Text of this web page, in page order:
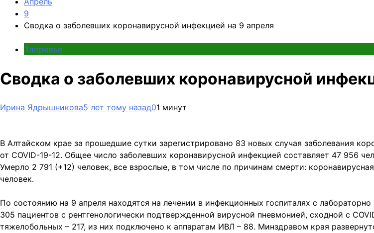
9
Сводка о заболевших коронавирусной инфекцией на 9 апреля
Здоровье
Сводка о заболевших коронавирусной
Ирина Ядрышникова5 лет тому назад01 минут
В Алтайском крае за прошедшие сутки зарегистрировано 83 новых случая заболевания
от COVID-19-12. Общее число заболевших коронавирусной инфекцией составляет 47 956
Умерло 2 791 (+12) человек, все взрослые, в том числе по причинам смерти:
человек.
По состоянию на 9 апреля находятся на лечении в инфекционных госпиталях с
305 пациентов с рентгенологически подтвержденной вирусной пневмонией, сходной с
тяжелобольных – 217, из них подключено к аппаратам ИВЛ – 88. Минздравом края